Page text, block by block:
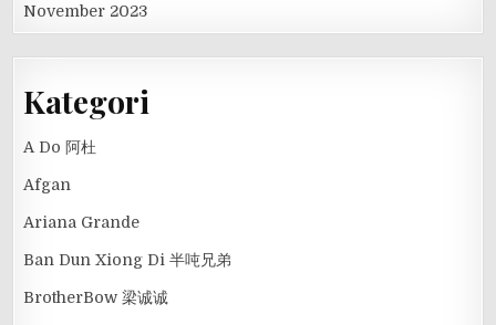
November 2023
Kategori
A Do 阿杜
Afgan
Ariana Grande
Ban Dun Xiong Di 半吨兄弟
BrotherBow 梁诚诚